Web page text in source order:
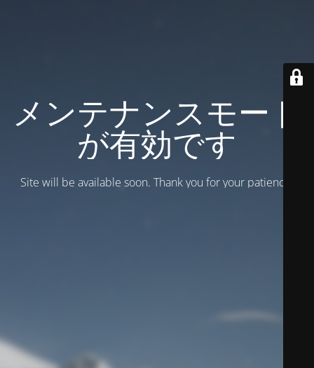
メンテナンスモード
が有効です
Site will be available soon. Thank you for your patience!